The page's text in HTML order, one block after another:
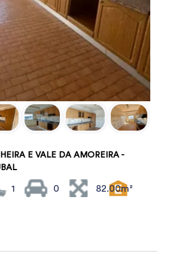
E VALE DA AMOREIRA -
1 0 82.00m²